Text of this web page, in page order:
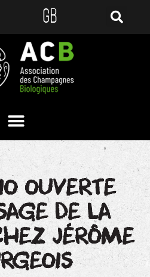
GB
OUVERTE
DE LA
JÉRÔME